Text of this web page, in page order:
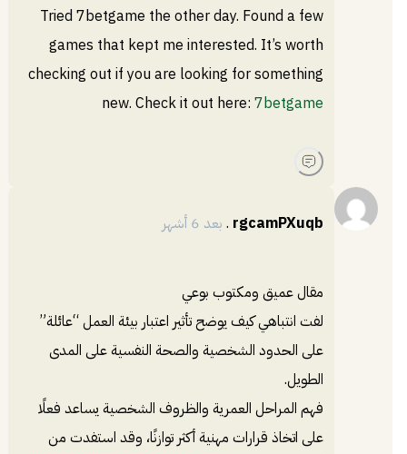
Tried 7betgame the other day. Found a few
games that kept me interested. It’s worth
checking out if you are looking for something
new. Check it out here: 7betgame
rgcamPXuqb
. بعد 6 أشهر
مقال عميق ومكتوب بوعي
لفت انتباهي كيف يوضح تأثير اعتبار بيئة العمل “عائلة”
على الحدود الشخصية والصحة النفسية على المدى
الطويل.
فهم المراحل العمرية والظروف الشخصية يساعد فعلًا
على اتخاذ قرارات مهنية أكثر توازنًا، وقد استفدت من